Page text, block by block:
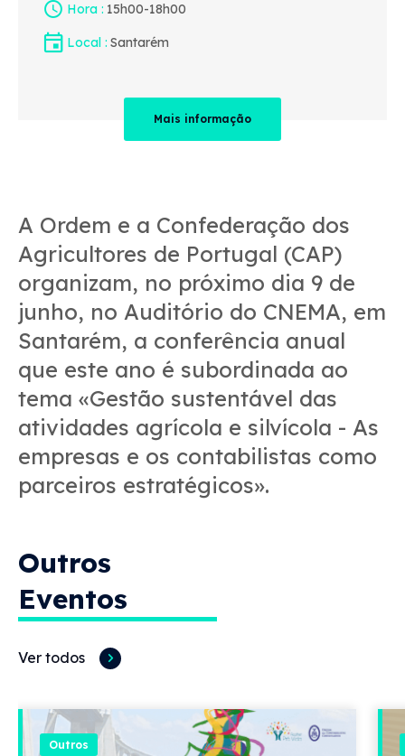
Hora 15h00-18h00
Local Santarém
Mais informação
A Ordem e a Confederação dos
Agricultores de Portugal (CAP)
organizam, no próximo dia 9 de
junho, no Auditório do CNEMA, em
Santarém, a conferência anual
que este ano é subordinada ao
tema «Gestão sustentável das
atividades agrícola e silvícola - As
empresas e os contabilistas como
parceiros estratégicos».
Outros
Eventos
Ver todos
Outros